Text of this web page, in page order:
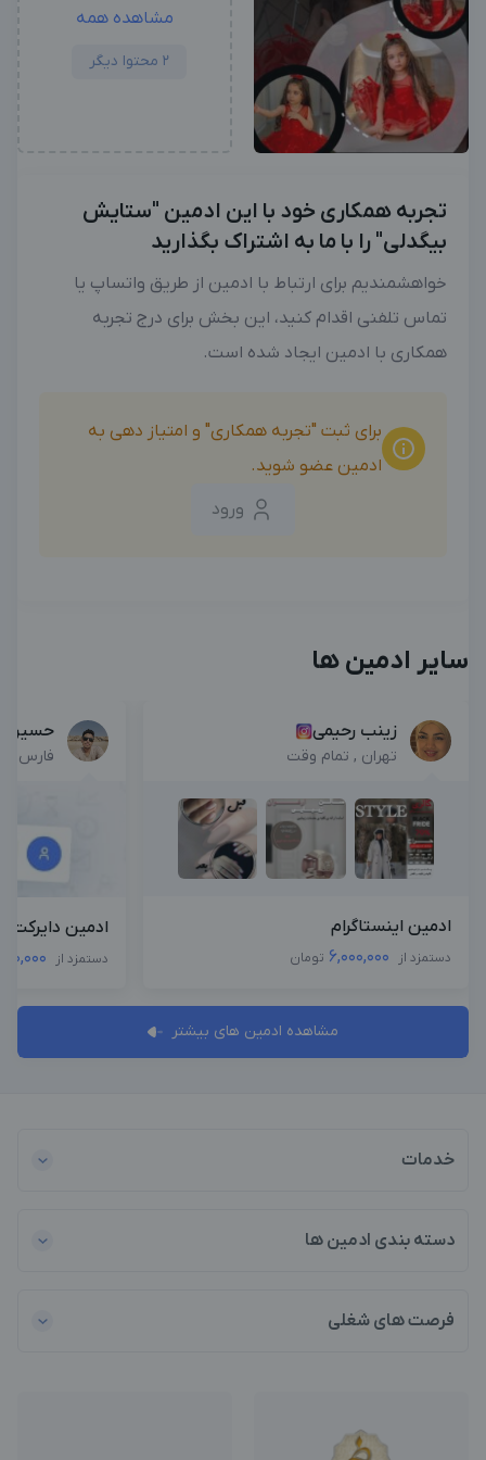
مشاهده همه
2 محتوا دیگر
تجربه همکاری خود با این ادمین "ستایش
بیگدلی" را با ما به اشتراک بگذارید
خواهشمندیم برای ارتباط با ادمین از طریق واتساپ یا
تماس تلفنی اقدام کنید، این بخش برای درج تجربه
همکاری با ادمین ایجاد شده است.
برای ثبت "تجربه همکاری" و امتیاز دهی به
ادمین عضو شوید.
ورود
سایر ادمین ها
زینب رحیمی
تهران , تمام وقت
ادمین اینستاگرام
دستمزد از 6,000,000 تومان
حسین
فارس ,
ادمین دایرکت
دستمزد از
مشاهده ادمین های بیشتر
خدمات
دسته بندی ادمین ها
فرصت های شغلی